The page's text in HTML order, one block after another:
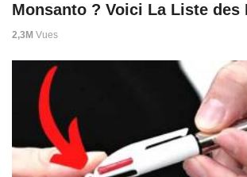
Monsanto ? Voici La Liste des
2,3M Vues